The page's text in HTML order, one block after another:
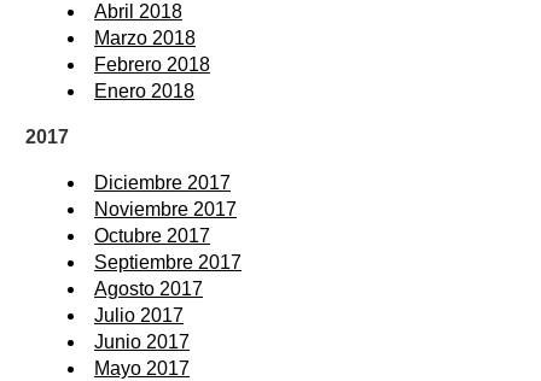
Abril 2018
Marzo 2018
Febrero 2018
Enero 2018
2017
Diciembre 2017
Noviembre 2017
Octubre 2017
Septiembre 2017
Agosto 2017
Julio 2017
Junio 2017
Mayo 2017